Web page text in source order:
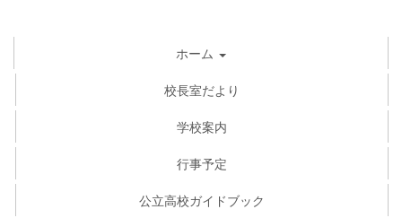
ホーム
校長室だより
学校案内
行事予定
公立高校ガイドブック